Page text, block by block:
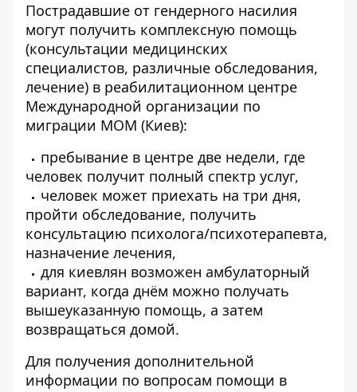
Пострадавшие от гендерного насилия
могут получить комплексную помощь
(консультации медицинских
специалистов, различные обследования,
лечение) в реабилитационном центре
Международной организации по
миграции МОМ (Киев):
пребывание в центре две недели, где
человек получит полный спектр услуг,
человек может приехать на три дня,
пройти обследование, получить
консультацию психолога/психотерапевта,
назначение лечения,
для киевлян возможен амбулаторный
вариант, когда днём ​​можно получать
вышеуказанную помощь, а затем
возвращаться домой.
Для получения дополнительной
информации по вопросам помощи в